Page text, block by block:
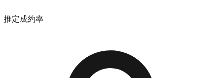
推定成約率